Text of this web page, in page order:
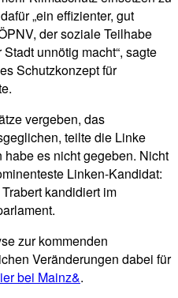
„ein effizienter, gut
der soziale Teilhabe
unnötig macht“, sagte
Schutzkonzept für
vergeben, das
teilte die Linke
es nicht gegeben. Nicht
Linken-Kandidat:
kandidiert im
zur kommenden
Veränderungen dabei für
bei Mainz&.